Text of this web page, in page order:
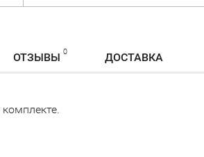
ОТЗЫВЫ 0 ДОСТАВКА